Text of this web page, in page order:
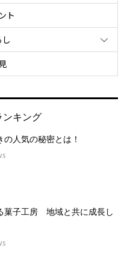
ト
ンキング
人気の秘密とは！
菓子工房 地域と共に成長し